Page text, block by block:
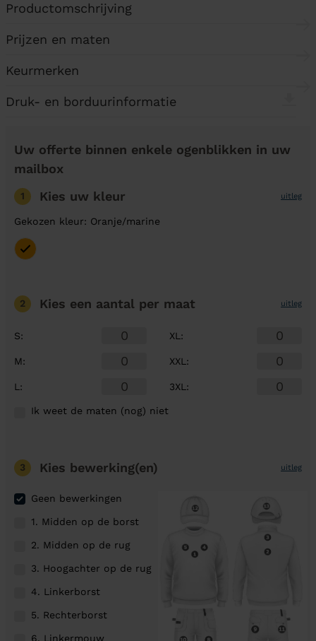
Productomschrijving
Prijzen en maten
Keurmerken
Druk- en borduurinformatie
Uw offerte binnen enkele ogenblikken in uw
mailbox
1 Kies uw kleur uitleg
Gekozen kleur: Oranje/marine
2 Kies een aantal per maat uitleg
S:
M:
L :
XL :
XXL :
3XL :
Ik weet de maten (nog) niet
3 Kies bewerking(en) uitleg
Geen bewerkingen
1. Midden op de borst
2. Midden op de rug
3. Hoogachter op de rug
4. Linkerborst
5. Rechterborst
6. Linkermouw